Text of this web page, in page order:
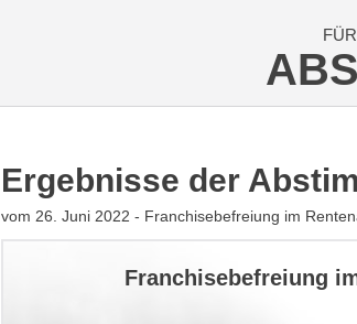
Ergebnisse der
vom 26. Juni 2022 - Franchisebefreiung im
Franchisebefreiung